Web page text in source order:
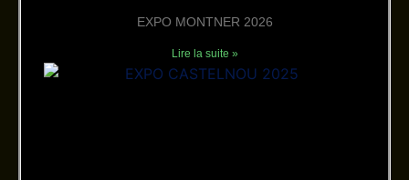
EXPO MONTNER 2026
Lire la suite »